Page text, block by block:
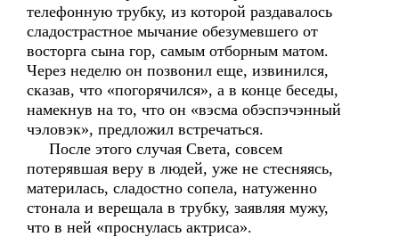
телефонную трубку, из которой раздавалось
сладострастное мычание обезумевшего от
восторга сына гор, самым отборным матом.
Через неделю он позвонил еще, извинился,
сказав, что «погорячился», а в конце беседы,
намекнув на то, что он «вэсма обэспэчэнный
чэловэк», предложил встречаться.
После этого случая Света, совсем
потерявшая веру в людей, уже не стесняясь,
материлась, сладостно сопела, натуженно
стонала и верещала в трубку, заявляя мужу,
что в ней «проснулась актриса».